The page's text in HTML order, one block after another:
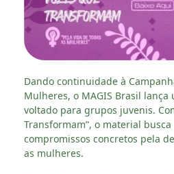
Dando continuidade à
Mulheres, o MAGIS Brasil
voltado para grupos juvenis.
Transformam”, o material
compromissos concretos pela
as mulheres.